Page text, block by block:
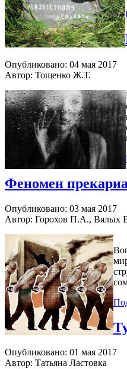
Опубликовано: 04 мая 2017
Автор: Тощенко Ж.Т.
Феномен
Опубликовано: 03 мая 2017
Автор: Горохов П.А., Вялых
Опубликовано: 01 мая 2017
Автор: Татьяна Ластовка